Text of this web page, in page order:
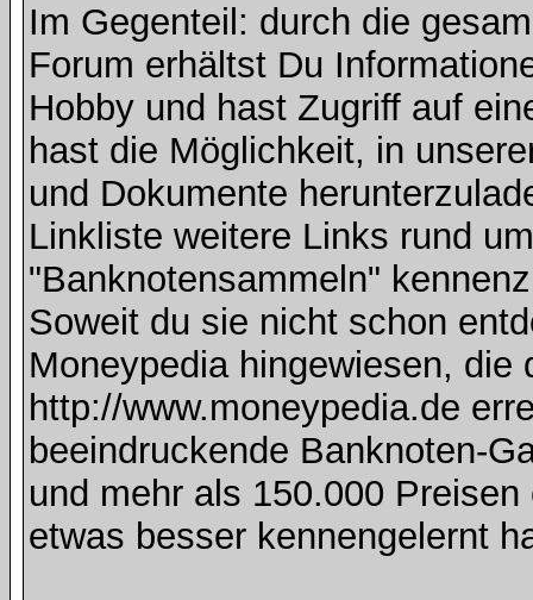
Im Gegenteil: durch die
Forum erhältst Du
Hobby und hast Zugriff auf
hast die Möglichkeit, in
und Dokumente
Linkliste weitere Links rund
"Banknotensammeln"
Soweit du sie nicht schon
Moneypedia hingewiesen, die
http://www.moneypedia.de
beeindruckende Banknoten-
und mehr als 150.000
etwas besser kennengelernt